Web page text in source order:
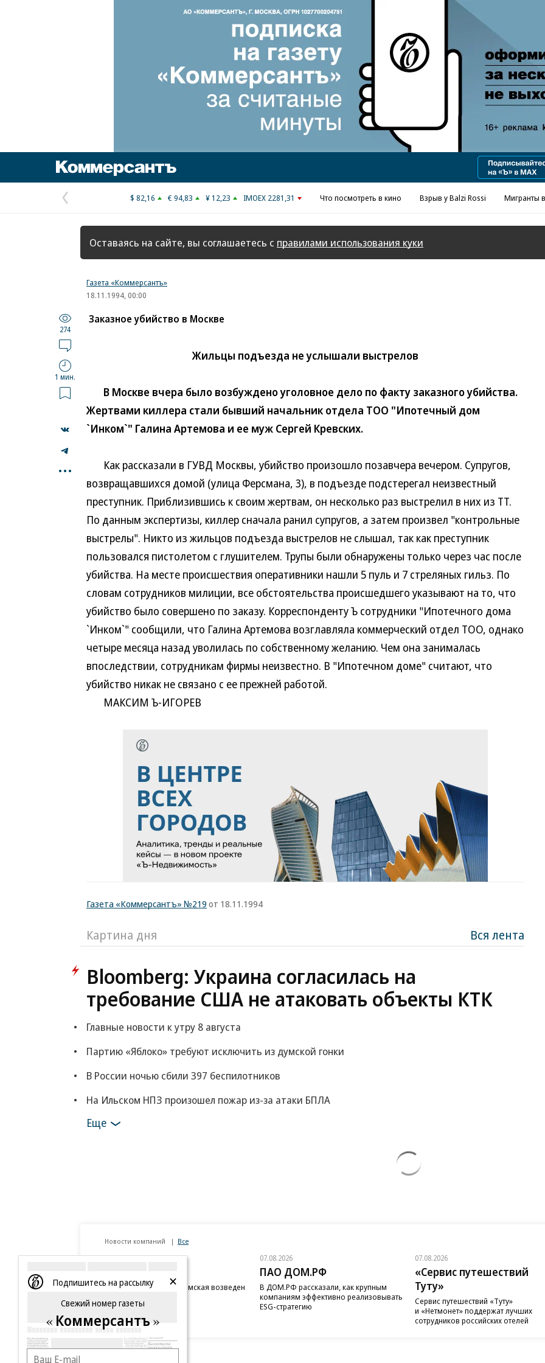
Предыдущая
страница
$ 82,16 € 94,83 ¥ 12,23 IMOEX 2281,31 Что посмотреть в кино Взрыв у Balzi Rossi Мигранты
Оставаясь на сайте, вы соглашаетесь с правилами использования куки
Газета «Коммерсантъ»
18.11.1994, 00:00
274
1 мин.
...
Заказное убийство в Москве
Жильцы подъезда не услышали выстрелов
В Москве вчера было возбуждено уголовное дело по факту заказного убийства.
Жертвами киллера стали бывший начальник отдела ТОО "Ипотечный дом
`Инком`" Галина Артемова и ее муж Сергей Кревских.
Как рассказали в ГУВД Москвы, убийство произошло позавчера вечером. Супругов,
возвращавшихся домой (улица Ферсмана, 3), в подъезде подстерегал неизвестный
преступник. Приблизившись к своим жертвам, он несколько раз выстрелил в них из ТТ.
По данным экспертизы, киллер сначала ранил супругов, а затем произвел "контрольные
выстрелы". Никто из жильцов подъезда выстрелов не слышал, так как преступник
пользовался пистолетом с глушителем. Трупы были обнаружены только через час после
убийства. На месте происшествия оперативники нашли 5 пуль и 7 стреляных гильз. По
словам сотрудников милиции, все обстоятельства происшедшего указывают на то, что
убийство было совершено по заказу. Корреспонденту Ъ сотрудники "Ипотечного дома
`Инком`" сообщили, что Галина Артемова возглавляла коммерческий отдел ТОО, однако
четыре месяца назад уволилась по собственному желанию. Чем она занималась
впоследствии, сотрудникам фирмы неизвестно. В "Ипотечном доме" считают, что
убийство никак не связано с ее прежней работой.
МАКСИМ Ъ-ИГОРЕВ
Газета «Коммерсантъ» №219 от 18.11.1994
Картина дня Вся лента
Bloomberg: Украина согласилась на
требование США не атаковать объекты КТК
Главные новости к утру 8 августа
Партию «Яблоко» требуют исключить из думской гонки
В России ночью сбили 397 беспилотников
На Ильском НПЗ произошел пожар из-за атаки БПЛА
Еще
Новости компаний Все
07.08.2026
Бизнес-центр STONE Римская возведен
07.08.2026
ПАО ДОМ.РФ
В ДОМ.РФ рассказали, как крупным
компаниям эффективно реализовывать
ESG-стратегию
07.08.2026
«Сервис путешествий
Туту»
Сервис путешествий «Туту»
и «Нетмонет» поддержат лучших
сотрудников российских отелей
Подпишитесь на рассылку
Свежий номер газеты
Коммерсантъ